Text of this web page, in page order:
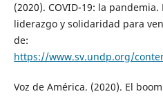
(2020). COVID-19: la
liderazgo y solidaridad para
de:
https://www.sv.undp.org/
Voz de América. (2020). El